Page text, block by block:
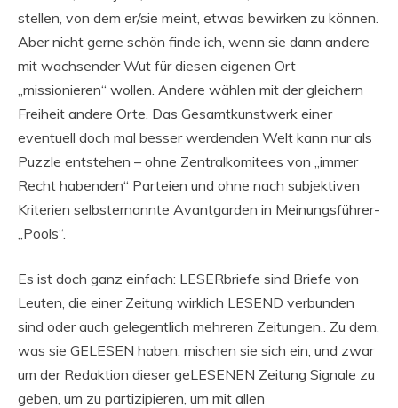
stellen, von dem er/sie meint, etwas bewirken zu können.
Aber nicht gerne schön finde ich, wenn sie dann andere
mit wachsender Wut für diesen eigenen Ort
„missionieren“ wollen. Andere wählen mit der gleichern
Freiheit andere Orte. Das Gesamtkunstwerk einer
eventuell doch mal besser werdenden Welt kann nur als
Puzzle entstehen – ohne Zentralkomitees von „immer
Recht habenden“ Parteien und ohne nach subjektiven
Kriterien selbsternannte Avantgarden in Meinungsführer-
„Pools“.
Es ist doch ganz einfach: LESERbriefe sind Briefe von
Leuten, die einer Zeitung wirklich LESEND verbunden
sind oder auch gelegentlich mehreren Zeitungen.. Zu dem,
was sie GELESEN haben, mischen sie sich ein, und zwar
um der Redaktion dieser geLESENEN Zeitung Signale zu
geben, um zu partizipieren, um mit allen